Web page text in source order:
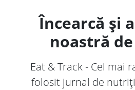
Încearcă și
noastră
Eat & Track - Cel mai
folosit jurnal de